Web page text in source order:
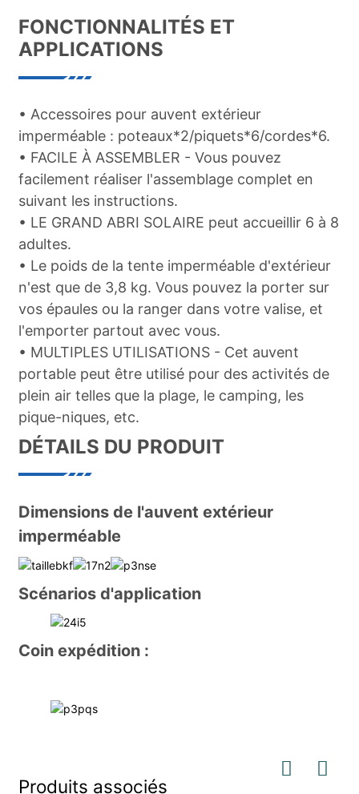
FONCTIONNALITÉS ET
APPLICATIONS
• Accessoires pour auvent extérieur
imperméable : poteaux*2/piquets*6/cordes*6.
• FACILE À ASSEMBLER - Vous pouvez
facilement réaliser l'assemblage complet en
suivant les instructions.
• LE GRAND ABRI SOLAIRE peut accueillir 6 à 8
adultes.
• Le poids de la tente imperméable d'extérieur
n'est que de 3,8 kg. Vous pouvez la porter sur
vos épaules ou la ranger dans votre valise, et
l'emporter partout avec vous.
• MULTIPLES UTILISATIONS - Cet auvent
portable peut être utilisé pour des activités de
plein air telles que la plage, le camping, les
pique-niques, etc.
DÉTAILS DU PRODUIT
Dimensions de l'auvent extérieur
imperméable
Scénarios d'application
Coin expédition :
Produits associés